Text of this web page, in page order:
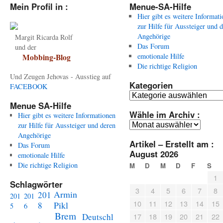
Mein Profil in :
Margit Ricarda Rolf
und der
Mobbing-Blog
Und Zeugen Jehovas - Ausstieg auf
FACEBOOK
Menue SA-Hilfe
Hier gibt es weitere Informationen
zur Hilfe für Aussteiger und deren
Angehörige
Das Forum
emotionale Hilfe
Die richtige Religion
Schlagwörter
201
5
201
6
201
8
Armin
Pikl
Brem Deutschl
Menue-SA-Hilfe
Hier gibt es weitere
zur Hilfe für Aussteiger und
Angehörige
Das Forum
emotionale Hilfe
Die richtige Religion
Kategorien
Kategorien
Wähle im Archiv :
Wähle
Archiv
:
Artikel – Erstellt am :
August 2026
M D M D F S
1
3
4 5 6 7
8
10
11 12 13 14
15
17
18 19 20 21
22